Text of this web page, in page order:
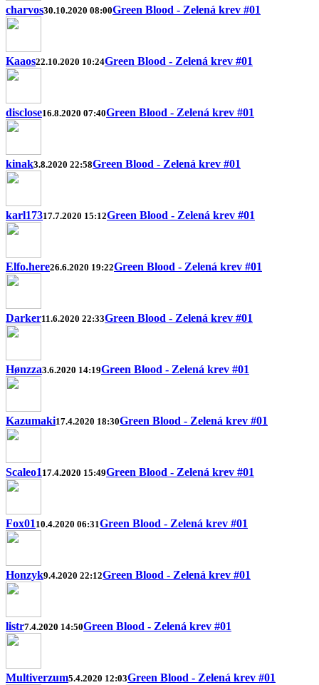
charvos30.10.2020 08:00Green Blood - Zelená krev #01
Kaaos22.10.2020 10:24Green Blood - Zelená krev #01
disclose16.8.2020 07:40Green Blood - Zelená krev #01
kinak3.8.2020 22:58Green Blood - Zelená krev #01
karl17317.7.2020 15:12Green Blood - Zelená krev #01
Elfo.here26.6.2020 19:22Green Blood - Zelená krev #01
Darker11.6.2020 22:33Green Blood - Zelená krev #01
Hønzza3.6.2020 14:19Green Blood - Zelená krev #01
Kazumaki17.4.2020 18:30Green Blood - Zelená krev #01
Scaleo1 17.4.2020 15:49Green Blood - Zelená krev #01
Fox01 10.4.2020 06:31Green Blood - Zelená krev #01
Honzyk9.4.2020 22:12Green Blood - Zelená krev #01
listr7.4.2020 14:50Green Blood - Zelená krev #01
Multiverzum5.4.2020 12:03Green Blood - Zelená krev #01